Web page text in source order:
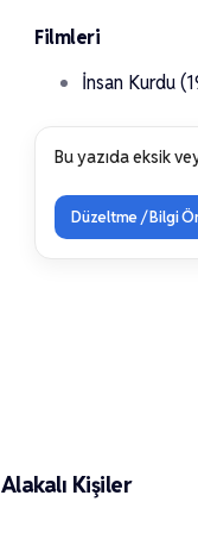
Filmleri
İnsan Kurdu
Bu yazıda eksik
Düzeltme / Bilgi
Alakalı Kişiler
Güven Hokna
Halil Ergün